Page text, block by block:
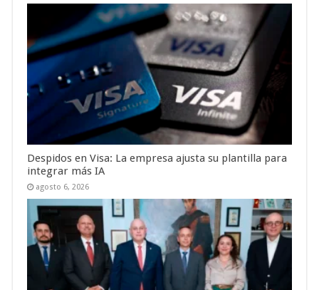
Despidos en Visa: La empresa ajusta su plantilla para
integrar más IA
agosto 6, 2026